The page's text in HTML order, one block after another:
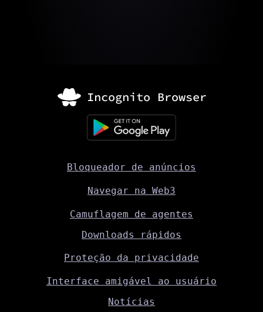
Bloqueador de anúncios
Navegar na Web3
Camuflagem de agentes
Downloads rápidos
Proteção da privacidade
Interface amigável ao usuário
Notícias